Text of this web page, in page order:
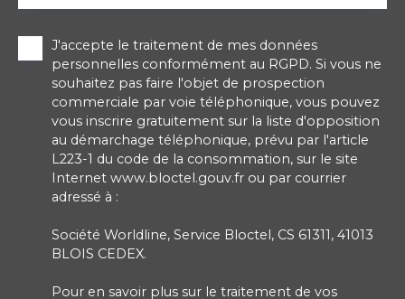
J'accepte le traitement de mes données
personnelles conformément au RGPD. Si vous ne
souhaitez pas faire l'objet de prospection
commerciale par voie téléphonique, vous pouvez
vous inscrire gratuitement sur la liste d'opposition
au démarchage téléphonique, prévu par l'article
L223-1 du code de la consommation, sur le site
Internet www.bloctel.gouv.fr ou par courrier
adressé à :
Société Worldline, Service Bloctel, CS 61311, 41013
BLOIS CEDEX.
Pour en savoir plus sur le traitement de vos